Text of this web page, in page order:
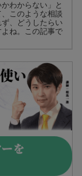
わからない」と
このような相談
、どうしたらい
ね。この記事で